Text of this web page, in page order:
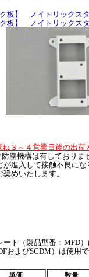
板】 ノイトリックス
板】 ノイトリックス
３～４営業日後の出荷
塵機構は有しており
進入して接触不良に
奨めいたします。
ト（製品型番：MFD
およびSCDM）は使用